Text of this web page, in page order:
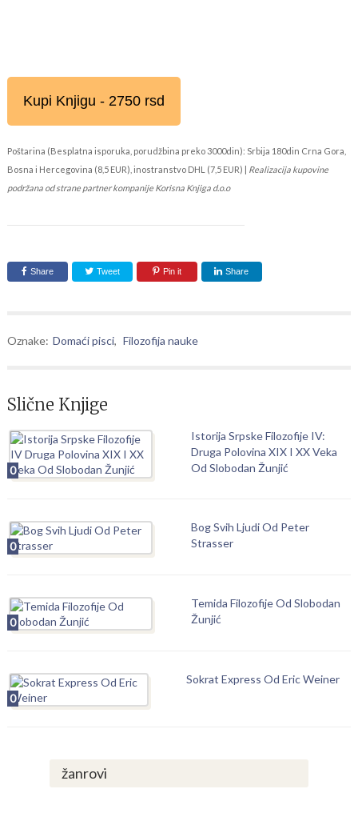
Kupi Knjigu - 2750 rsd
Poštarina (Besplatna isporuka, porudžbina preko 3000din): Srbija 180din Crna Gora,
Bosna i Hercegovina (8,5 EUR), inostranstvo DHL (7,5 EUR) | Realizacija kupovine
podržana od strane partner kompanije Korisna Knjiga d.o.o
Share Tweet Pin it Share
Oznake: Domaći pisci, Filozofija nauke
Slične Knjige
0
Istorija Srpske Filozofije IV:
Druga Polovina XIX I XX Veka
Od Slobodan Žunjić
0
Bog Svih Ljudi Od Peter
Strasser
0
Temida Filozofije Od Slobodan
Žunjić
0
Sokrat Express Od Eric Weiner
žanrovi